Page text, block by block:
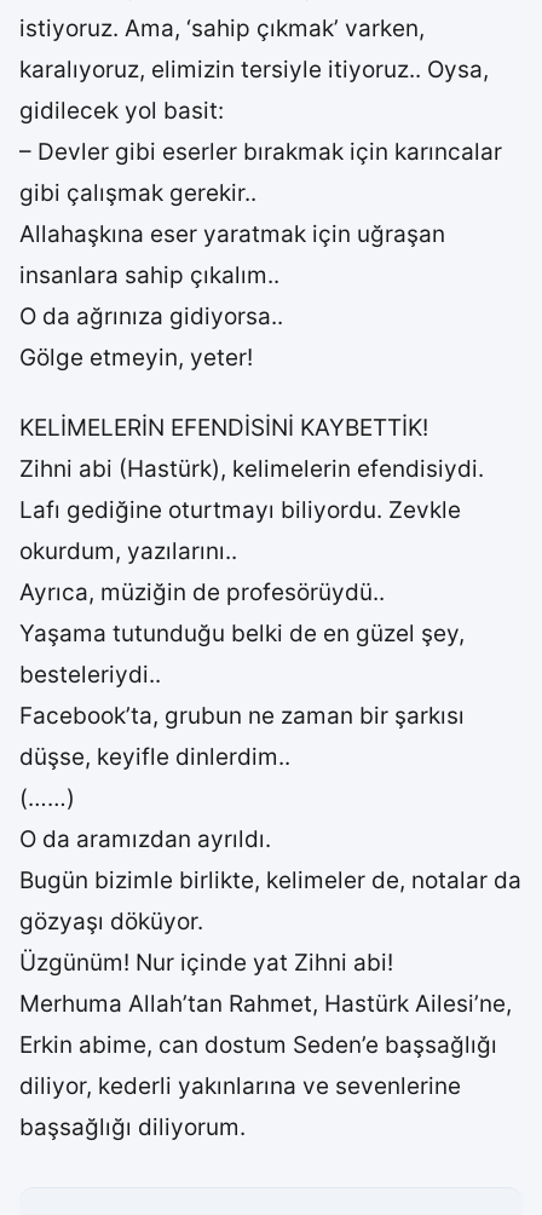
istiyoruz. Ama, ‘sahip çıkmak’ varken,
karalıyoruz, elimizin tersiyle itiyoruz.. Oysa,
gidilecek yol basit:
– Devler gibi eserler bırakmak için karıncalar
gibi çalışmak gerekir..
Allahaşkına eser yaratmak için uğraşan
insanlara sahip çıkalım..
O da ağrınıza gidiyorsa..
Gölge etmeyin, yeter!
KELİMELERİN EFENDİSİNİ KAYBETTİK!
Zihni abi (Hastürk), kelimelerin efendisiydi.
Lafı gediğine oturtmayı biliyordu. Zevkle
okurdum, yazılarını..
Ayrıca, müziğin de profesörüydü..
Yaşama tutunduğu belki de en güzel şey,
besteleriydi..
Facebook’ta, grubun ne zaman bir şarkısı
düşse, keyifle dinlerdim..
(……)
O da aramızdan ayrıldı.
Bugün bizimle birlikte, kelimeler de, notalar da
gözyaşı döküyor.
Üzgünüm! Nur içinde yat Zihni abi!
Merhuma Allah’tan Rahmet, Hastürk Ailesi’ne,
Erkin abime, can dostum Seden’e başsağlığı
diliyor, kederli yakınlarına ve sevenlerine
başsağlığı diliyorum.